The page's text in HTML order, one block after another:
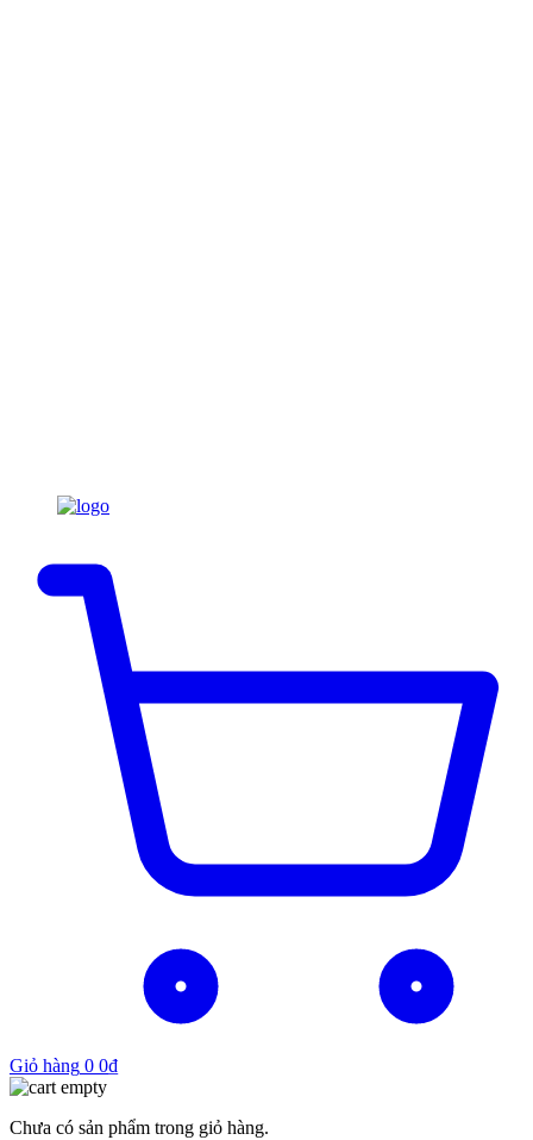
Giỏ hàng 0 0₫
Chưa có sản phẩm trong giỏ hàng.